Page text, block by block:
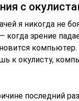
с
я никогда не
когда зрение
к окулисту,
последний